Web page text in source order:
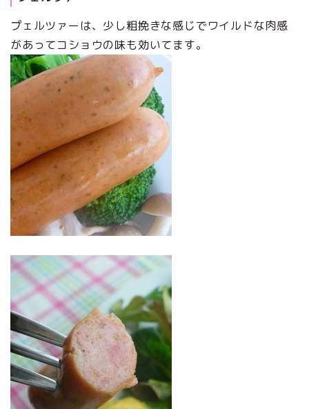
プェルツァーは、少し粗挽きな感じでワイルドな肉感
があってコショウの味も効いてます。